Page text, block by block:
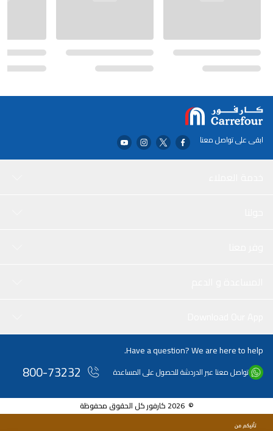
ابقى على تواصل معنا
Have a question? We are here to help.
تواصل معنا عبر الدردشة للحصول على المساعدة 800-73232
© 2026 كارفور كل الحقوق محفوظة